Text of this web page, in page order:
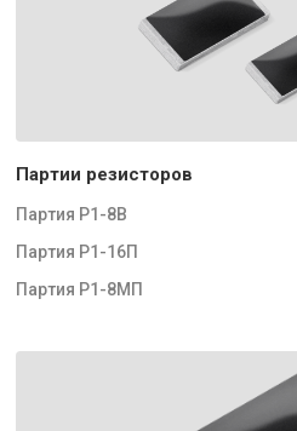
Партии резисторов
Партия Р1-8В
Партия Р1-16П
Партия Р1-8МП